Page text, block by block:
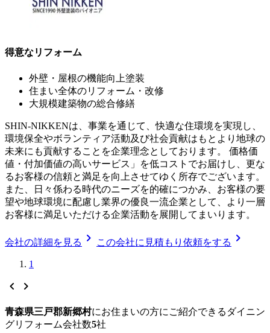
得意なリフォーム
外壁・屋根の機能向上塗装
住まい全体のリフォーム・改修
大規模建築物の総合修繕
SHIN-NIKKENは、事業を通じて、快適な住環境を実現し、
環境保全やボランティア活動及び社会貢献はもとより地球の
未来にも貢献することを企業理念としております。 価格価
値・付加価値の高いサービス」を低コストでお届けし、更な
るお客様の信頼と満足を向上させてゆく所存でございます。
また、日々係わる時代のニーズを的確につかみ、お客様の要
望や地球環境に配慮し業界の優良一流企業として、より一層
お客様に満足いただける企業活動を展開してまいります。
会社の詳細を見る chevron_right この会社に見積もり依頼をする chevron_right
1
chevron_left chevron_right
青森県三戸郡新郷村にお住まいの方にご紹介できる ダイニン
グリフォーム会社数5社